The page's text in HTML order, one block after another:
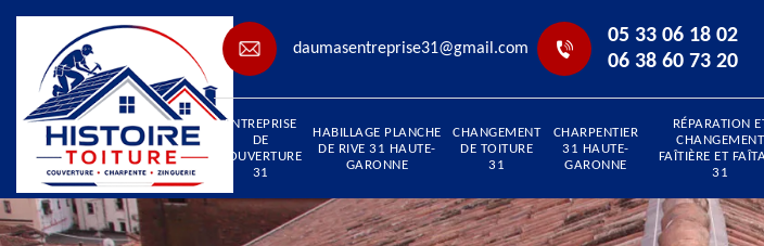
daumasentreprise31@gmail.com
05 33 06 18 02
06 38 60 73 20
ENTREPRISE
DE
COUVERTURE
31
HABILLAGE PLANCHE
DE RIVE 31 HAUTE-
GARONNE
CHANGEMENT
DE TOITURE
31
CHARPENTIER
31 HAUTE-
GARONNE
RÉPARATION
CHANGEMENT
FAÎTIÈRE ET
31